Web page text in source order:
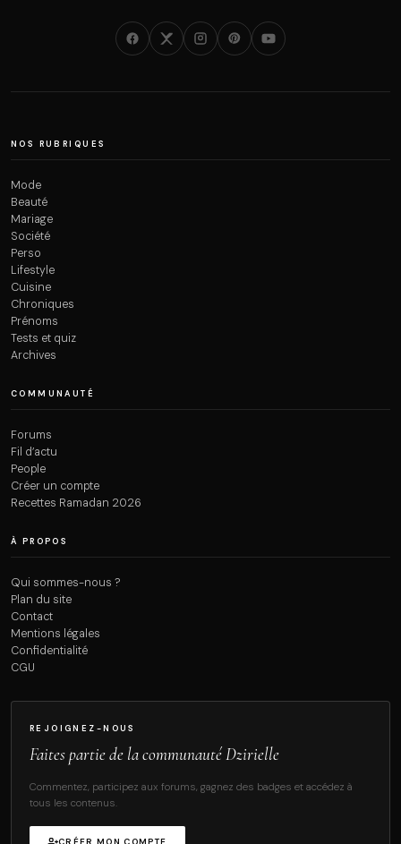
NOS RUBRIQUES
Mode
Beauté
Mariage
Société
Perso
Lifestyle
Cuisine
Chroniques
Prénoms
Tests et quiz
Archives
COMMUNAUTÉ
Forums
Fil d’actu
People
Créer un compte
Recettes Ramadan 2026
À PROPOS
Qui sommes-nous ?
Plan du site
Contact
Mentions légales
Confidentialité
CGU
REJOIGNEZ-NOUS
Faites partie de la communauté Dzirielle
Commentez, participez aux forums, gagnez des badges et accédez à
tous les contenus.